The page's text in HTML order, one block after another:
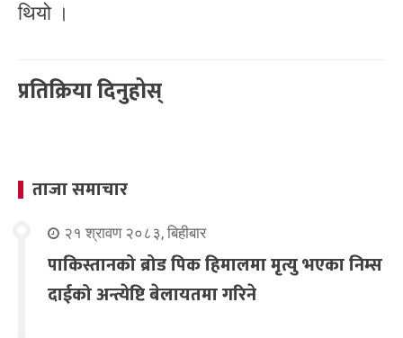
थियो ।
प्रतिक्रिया दिनुहोस्
ताजा समाचार
२१ श्रावण २०८३, बिहीबार
पाकिस्तानको ब्रोड पिक हिमालमा मृत्यु भएका निम्स
दाईको अन्त्येष्टि बेलायतमा गरिने